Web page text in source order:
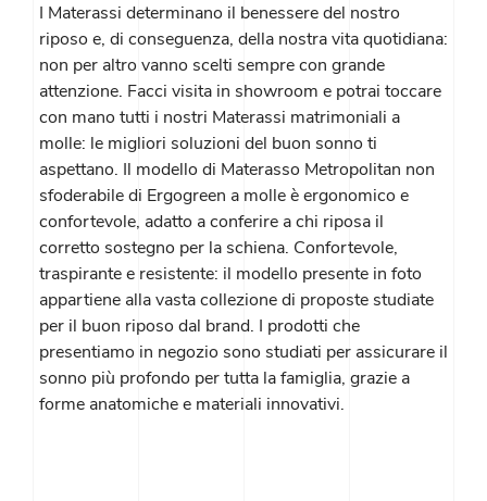
I Materassi determinano il benessere del nostro
riposo e, di conseguenza, della nostra vita quotidiana:
non per altro vanno scelti sempre con grande
attenzione. Facci visita in showroom e potrai toccare
con mano tutti i nostri Materassi matrimoniali a
molle: le migliori soluzioni del buon sonno ti
aspettano. Il modello di Materasso Metropolitan non
sfoderabile di Ergogreen a molle è ergonomico e
confortevole, adatto a conferire a chi riposa il
corretto sostegno per la schiena. Confortevole,
traspirante e resistente: il modello presente in foto
appartiene alla vasta collezione di proposte studiate
per il buon riposo dal brand. I prodotti che
presentiamo in negozio sono studiati per assicurare il
sonno più profondo per tutta la famiglia, grazie a
forme anatomiche e materiali innovativi.